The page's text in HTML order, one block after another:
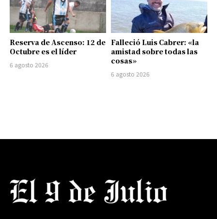
Reserva de Ascenso: 12 de
Octubre es el líder
6 agosto 2026
Falleció Luis Cabrer: «la
amistad sobre todas las
cosas»
6 agosto 2026